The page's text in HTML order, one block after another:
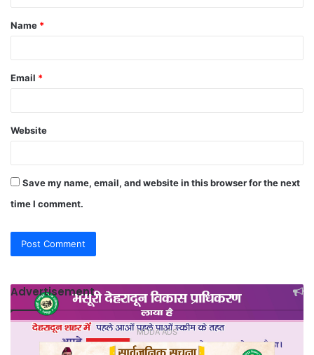
t
*
Name *
Email *
Website
Save my name, email, and website in this browser for the next
time I comment.
Advertisement
MDDA ADS